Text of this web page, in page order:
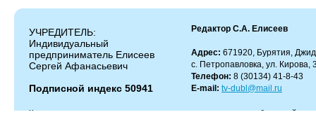
УЧРЕДИТЕЛЬ:
Индивидуальный
предприниматель Елисеев
Сергей Афанасьевич
Подписной индекс 50941
Редактор С.А. Елисеев
Адрес: 671920, Бурятия,
с. Петропавловка, ул. Кирова,
Телефон: 8 (30134) 41-8-43
E-mail: tv-dubl@mail.ru
Копирование и цитирование материалов разрешено только с работающей